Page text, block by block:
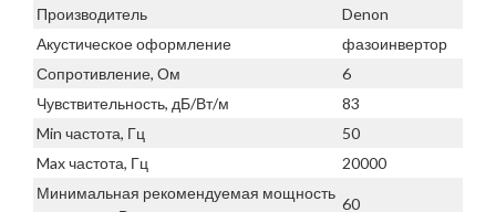
Производитель
Denon
Акустическое оформление
фазоинвертор
Сопротивление, Ом
6
Чувствительность, дБ/Вт/м
83
Min частота, Гц
50
Max частота, Гц
20000
Минимальная рекомендуемая мощность
60